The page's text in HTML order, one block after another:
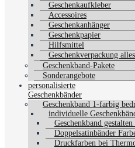
Geschenkaufkleber
Accessoires
Geschenkanhänger
Geschenkpapier
Hilfsmittel
Geschenkverpackung alles
Geschenkband-Pakete
Sonderangebote
personalisierte
Geschenkbänder
Geschenkband 1-farbig
individuelle
Geschenkband
Doppelsatinbänder
Druckfarben bei